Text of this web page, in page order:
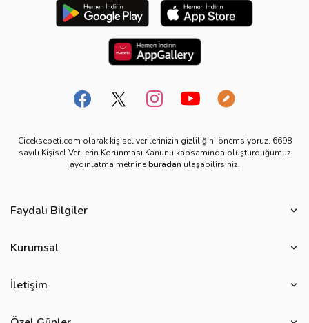
Ciceksepeti.com olarak kişisel verilerinizin gizliliğini önemsiyoruz. 6698
sayılı Kişisel Verilerin Korunması Kanunu kapsamında oluşturduğumuz
aydınlatma metnineburadan ulaşabilirsiniz.
Faydalı Bilgiler
Çiçek Anlamları
Kurumsal
Ürün Güvenliği
İletişim